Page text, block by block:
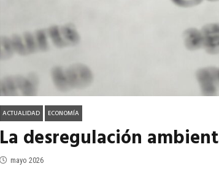
ACTUALIDAD ECONOMÍA
La desregulación
mayo 2026